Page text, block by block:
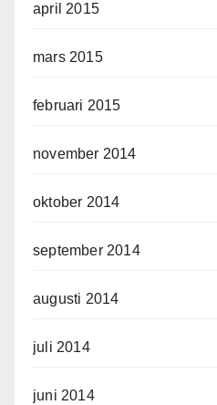
april 2015
mars 2015
februari 2015
november 2014
oktober 2014
september 2014
augusti 2014
juli 2014
juni 2014